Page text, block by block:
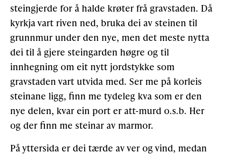
Podkast
FÅ TILGONG
BLI MEDLEM
Gløymt passord Allereie medlem? Logg inn
steingjerde for å halde krøter frå gravstaden. Då
kyrkja vart riven ned, bruka dei av steinen til
grunnmur under den nye, men det meste nytta
dei til å gjere steingarden høgre og til
innhegning om eit nytt jordstykke som
gravstaden vart utvida med. Ser me på korleis
steinane ligg, finn me tydeleg kva som er den
nye delen, kvar ein port er att-murd o.s.b. Her
og der finn me steinar av marmor.
På yttersida er dei tærde av ver og vind, medan